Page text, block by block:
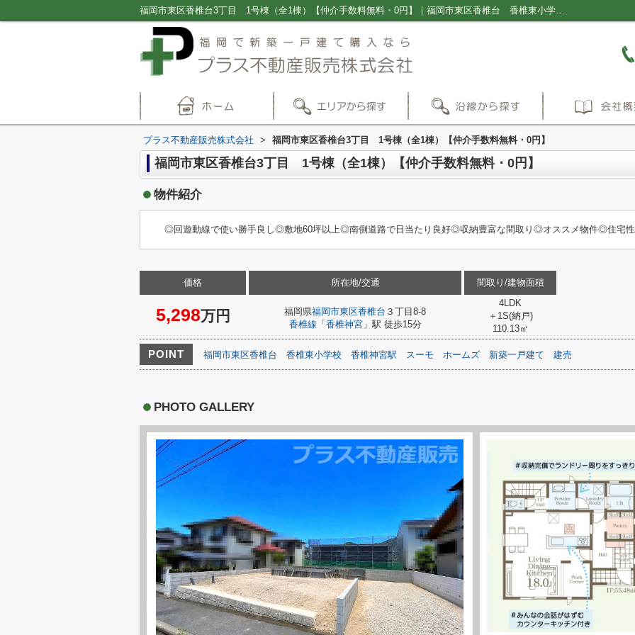
福岡市東区香椎台3丁目 1号棟（全1棟）【仲介手数料無料・0円】｜福岡市東区香椎台 香椎東小学校 香椎神宮駅 スーモ ホームズ 新築一戸建て 建売 ｜福岡の新築一戸建て・仲介手数料無料の売買物件情報ならプラス不動産販売株式会社
プラス不動産販売株式会社 > 福岡市東区香椎台3丁目 1号棟（全1棟）【仲介手数料無料・0円】
福岡市東区香椎台3丁目 1号棟（全1棟）【仲介手数料無料・0円】
物件紹介
◎回遊動線で使い勝手良し◎敷地60坪以上◎南側道路で日当たり良好◎収納豊富な間取り◎オススメ物件◎住宅
価格
5,298万円
所在地/交通
福岡県福岡市東区香椎台 ３丁目8-8
香椎線 「 香椎神宮」駅 徒歩15分
間取り/建物面積
4LDK
＋1S(納戸)
110.13㎡
POINT 福岡市東区香椎台 香椎東小学校 香椎神宮駅 スーモ ホームズ 新築一戸建て 建売
PHOTO GALLERY